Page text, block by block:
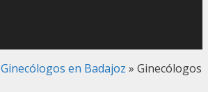
Ginecólogos en Badajoz » Ginecólogos